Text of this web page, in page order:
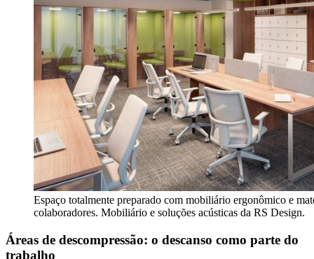
Espaço totalmente preparado com mobiliário ergonômico e
colaboradores. Mobiliário e soluções acústicas da RS Design.
Áreas de descompressão: o descanso como parte do
trabalho